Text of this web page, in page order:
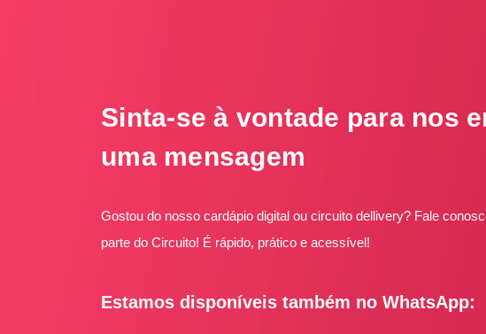
Sinta-se à vontade para nos
uma mensagem
Gostou do nosso cardápio digital ou circuito dellivery? Fale
parte do Circuito! É rápido, prático e acessível!
Estamos disponíveis também no WhatsApp: